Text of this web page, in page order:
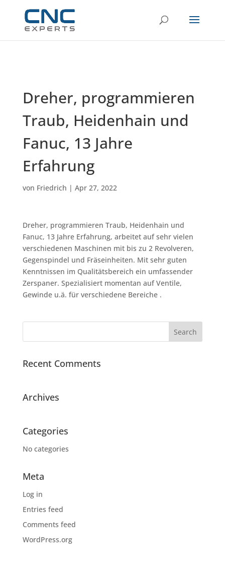
Dreher, programmieren
Traub, Heidenhain und
Fanuc, 13 Jahre
Erfahrung
von Friedrich | Apr 27, 2022
Dreher, programmieren Traub, Heidenhain und
Fanuc, 13 Jahre Erfahrung, arbeitet auf sehr vielen
verschiedenen Maschinen mit bis zu 2 Revolveren,
Gegenspindel und Fräseinheiten. Mit sehr guten
Kenntnissen im Qualitätsbereich ein umfassender
Zerspaner. Spezialisiert momentan auf Ventile,
Gewinde u.ä. für verschiedene Bereiche .
Recent Comments
Archives
Categories
No categories
Meta
Log in
Entries feed
Comments feed
WordPress.org